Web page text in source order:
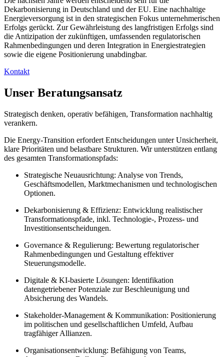
Dekarbonisierung in Deutschland und der EU. Eine nachhaltige
Energieversorgung ist in den strategischen Fokus unternehmerischen
Erfolgs gerückt. Zur Gewährleistung des langfristigen Erfolgs sind
die Antizipation der zukünftigen, umfassenden regulatorischen
Rahmenbedingungen und deren Integration in Energiestrategien
sowie die eigene Positionierung unabdingbar.
Kontakt
Unser Beratungsansatz
Strategisch denken, operativ befähigen, Transformation nachhaltig
verankern.
Die Energy-Transition erfordert Entscheidungen unter Unsicherheit,
klare Prioritäten und belastbare Strukturen. Wir unterstützen entlang
des gesamten Transformationspfads:
Strategische Neuausrichtung: Analyse von Trends,
Geschäftsmodellen, Marktmechanismen und technologischen
Optionen.
Dekarbonisierung & Effizienz: Entwicklung realistischer
Transformationspfade, inkl. Technologie-, Prozess- und
Investitionsentscheidungen.
Governance & Regulierung: Bewertung regulatorischer
Rahmenbedingungen und Gestaltung effektiver
Steuerungsmodelle.
Digitale & KI-basierte Lösungen: Identifikation
datengetriebener Potenziale zur Beschleunigung und
Absicherung des Wandels.
Stakeholder-Management & Kommunikation: Positionierung
im politischen und gesellschaftlichen Umfeld, Aufbau
tragfähiger Allianzen.
Organisationsentwicklung: Befähigung von Teams,